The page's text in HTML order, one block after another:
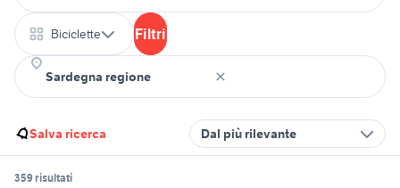
Biciclette Filtri
Salva ricerca Dal più rilevante
359 risultati